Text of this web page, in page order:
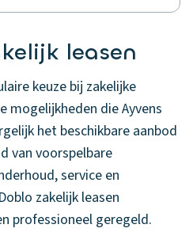
leasen
keuze bij zakelijke
mogelijkheden die Ayvens
het beschikbare aanbod
van voorspelbare
service en
zakelijk leasen
professioneel geregeld.